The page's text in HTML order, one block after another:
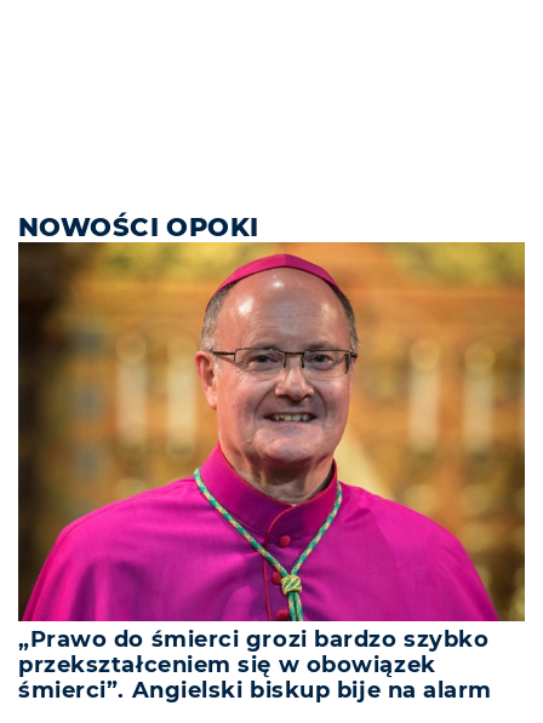
NOWOŚCI OPOKI
„Prawo do śmierci grozi bardzo szybko
przekształceniem się w obowiązek
śmierci”. Angielski biskup bije na alarm